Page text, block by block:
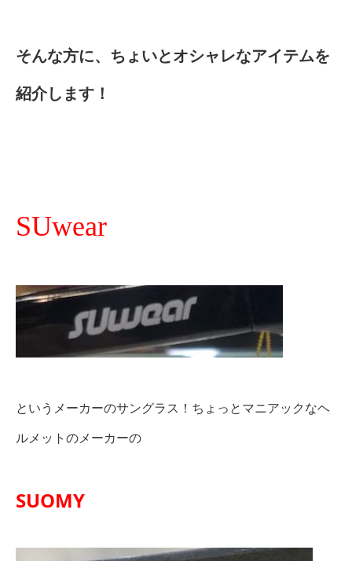
そんな方に、ちょいとオシャレなアイテムを
紹介します！
SUwear
というメーカーのサングラス！ちょっとマニアックなヘ
ルメットのメーカーの
SUOMY